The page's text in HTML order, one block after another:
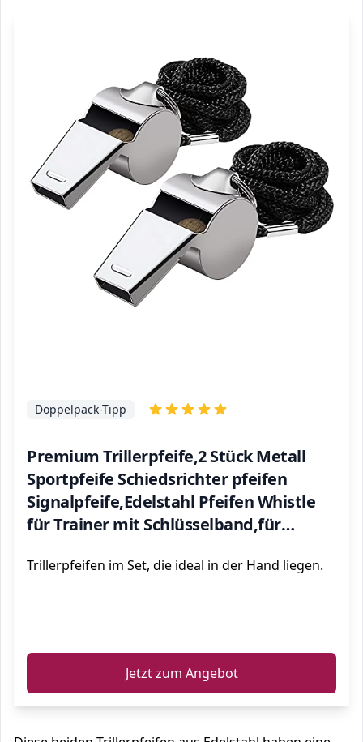
Premium Trillerpfeife,2 Stück Metall
Sportpfeife Schiedsrichter pfeifen
Signalpfeife,Edelstahl Pfeifen Whistle
für Trainer mit Schlüsselband,für
Doppelpack-Tipp
Trillerpfeifen im Set, die ideal in der Hand liegen.
Jetzt zum Angebot